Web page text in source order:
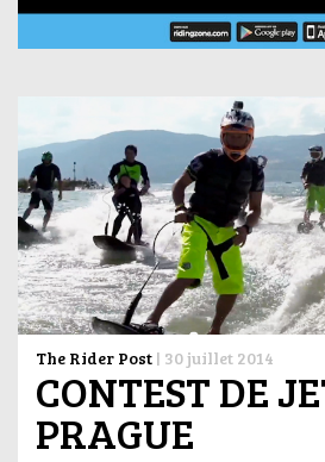
The Rider Post | 30 juillet 2014
CONTEST DE
PRAGUE